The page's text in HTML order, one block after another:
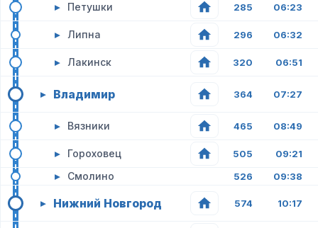
▸ Петушки 285 06:23
▸ Липна 296 06:32
▸ Лакинск 320 06:51
▸ Владимир 364 07:27
▸ Вязники 465 08:49
▸ Гороховец 505 09:21
▸ Смолино 526 09:38
▸ Нижний Новгород 574 10:17